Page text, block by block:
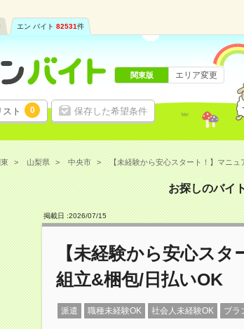
エン バイト 82531件
ト 0 保存した希望条件
関東版 エリア変更
山梨県 中央市 【未経験から安心スタート！】マニュ
お探しのバイ
掲載日 :2026/07/15
【未経験から安心ス
組立&梱包/日払いOK
派遣 職種未経験OK 社会人未経験OK ブラ